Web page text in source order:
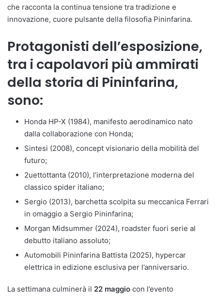
che racconta la continua tensione tra tradizione e
innovazione, cuore pulsante della filosofia Pininfarina.
Protagonisti dell’esposizione,
tra i capolavori più ammirati
della storia di Pininfarina,
sono:
Honda HP-X (1984), manifesto aerodinamico nato
dalla collaborazione con Honda;
Sintesi (2008), concept visionario della mobilità del
futuro;
2uettottanta (2010), l’interpretazione moderna del
classico spider italiano;
Sergio (2013), barchetta scolpita su meccanica Ferrari
in omaggio a Sergio Pininfarina;
Morgan Midsummer (2024), roadster fuori serie al
debutto italiano assoluto;
Automobili Pininfarina Battista (2025), hypercar
elettrica in edizione esclusiva per l’anniversario.
La settimana culminerà il 22 maggio con l’evento